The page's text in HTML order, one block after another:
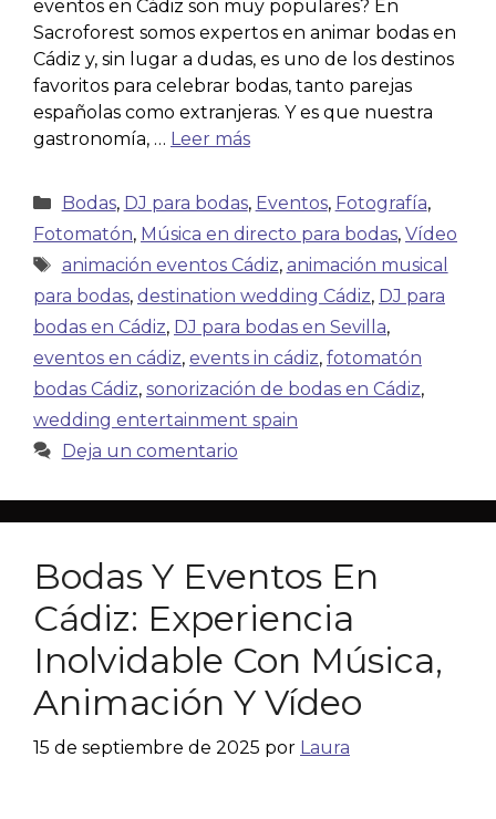
eventos en Cádiz son muy populares? En
Sacroforest somos expertos en animar bodas en
Cádiz y, sin lugar a dudas, es uno de los destinos
favoritos para celebrar bodas, tanto parejas
españolas como extranjeras. Y es que nuestra
gastronomía, … Leer más
Bodas, DJ para bodas, Eventos, Fotografía,
Fotomatón, Música en directo para bodas, Vídeo
animación eventos Cádiz, animación musical
para bodas, destination wedding Cádiz, DJ para
bodas en Cádiz, DJ para bodas en Sevilla,
eventos en cádiz, events in cádiz, fotomatón
bodas Cádiz, sonorización de bodas en Cádiz,
wedding entertainment spain
Deja un comentario
Bodas Y Eventos En
Cádiz: Experiencia
Inolvidable Con Música,
Animación Y Vídeo
15 de septiembre de 2025 por Laura